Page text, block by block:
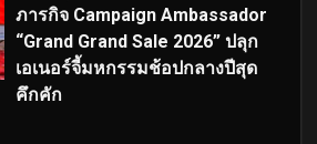
ภารกิจ Campaign Ambassador
“Grand Grand Sale 2026” ปลุก
เอเนอร์จี้มหกรรมช้อปกลางปีสุด
คึกคัก